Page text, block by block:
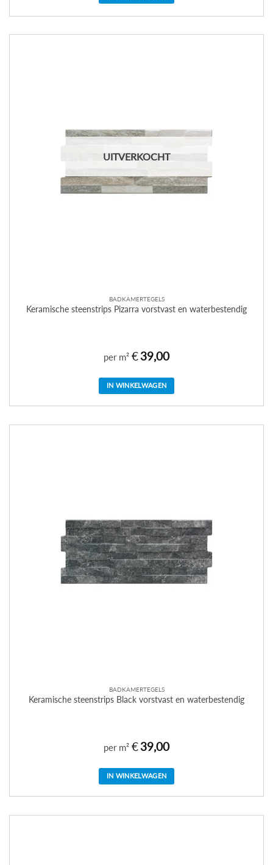
UITVERKOCHT
BADKAMERTEGELS
Keramische steenstrips Pizarra vorstvast en waterbestendig
per m² €39,00
IN WINKELWAGEN
BADKAMERTEGELS
Keramische steenstrips Black vorstvast en waterbestendig
per m² €39,00
IN WINKELWAGEN